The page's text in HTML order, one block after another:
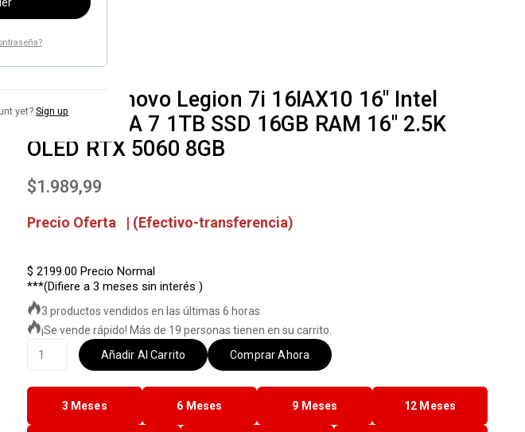
Laptop Lenovo Legion 7i 16IAX10 16″ Intel
Core ULTRA 7 1TB SSD 16GB RAM 16″ 2.5K
OLED RTX 5060 8GB
$1.989,99
Precio Oferta | (Efectivo-transferencia)
$ 2199.00 Precio Normal
***(Difiere a 3 meses sin interés )
3 productos vendidos en las últimas 6 horas
¡Se vende rápido! Más de 19 personas tienen en su carrito.
Añadir Al Carrito Comprar Ahora
3 Meses 6 Meses 9 Meses 12 Meses
yet? Sign up